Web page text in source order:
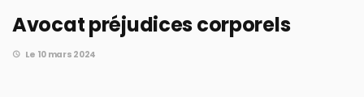
Avocat préjudices corporels
Le 10 mars 2024